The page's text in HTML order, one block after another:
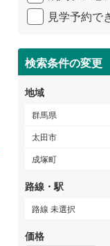
イ
ペ
ジ
に
保
存
す
る
見学予約で
検索条件の変更
地域
群馬県
太田市
成塚町
路線・駅
路線 未選択
価格